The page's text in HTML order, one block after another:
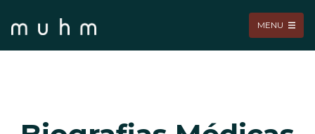
MENU